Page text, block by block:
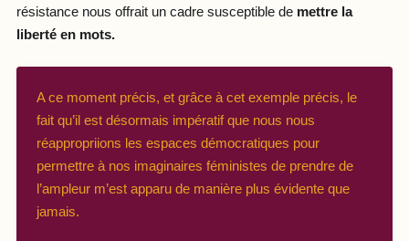
résistance nous offrait un cadre susceptible de mettre la
liberté en mots.
A ce moment précis, et grâce à cet exemple précis, le
fait qu’il est désormais impératif que nous nous
réappropriions les espaces démocratiques pour
permettre à nos imaginaires féministes de prendre de
l’ampleur m’est apparu de manière plus évidente que
jamais.